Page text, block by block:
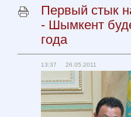
Первый стык
- Шымкент
года
13:37 26.05.2011